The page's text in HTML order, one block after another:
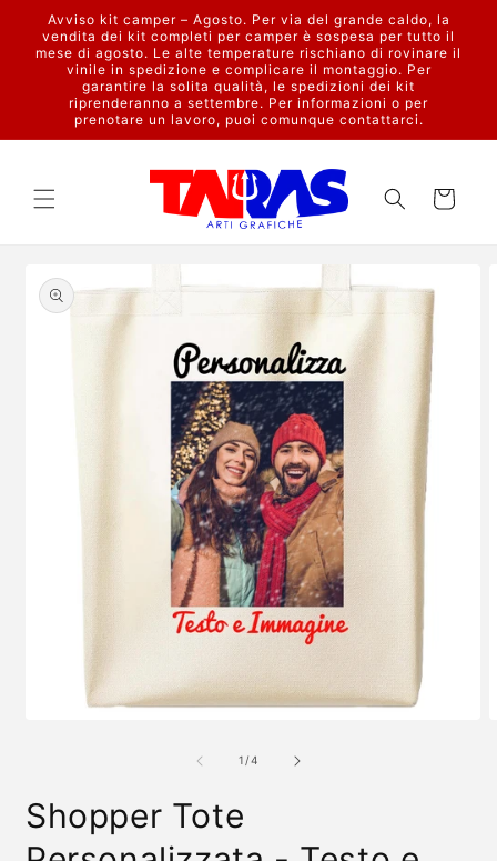
direttamente
ai contenuti
Avviso kit camper – Agosto. Per via del grande caldo, la
vendita dei kit completi per camper è sospesa per tutto il
mese di agosto. Le alte temperature rischiano di rovinare il
vinile in spedizione e complicare il montaggio. Per
garantire la solita qualità, le spedizioni dei kit
riprenderanno a settembre. Per informazioni o per
prenotare un lavoro, puoi comunque contattarci.
Carrello
informazioni
sul prodotto
finestra
modale
1 /su
4
Shopper Tote